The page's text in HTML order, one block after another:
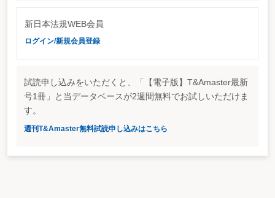
新日本法規WEB会員
ログイン/新規会員登録
試読申し込みをいただくと、「【電子版】T&Amaster最新
号1冊」と当データベースが2週間無料でお試しいただけま
す。
週刊T&Amaster無料試読申し込みはこちら